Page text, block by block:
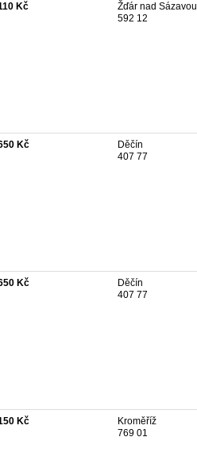
Kč
Žďár nad Sázavou
592 12
Kč
Děčín
407 77
Kč
Děčín
407 77
Kč
Kroměříž
769 01